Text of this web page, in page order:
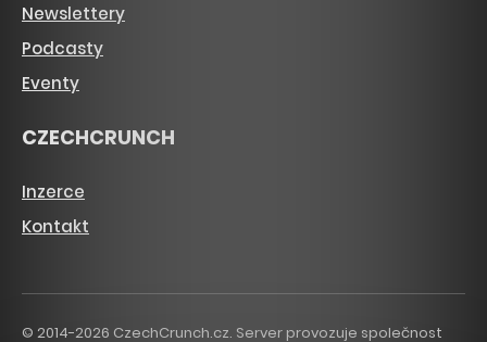
Newslettery
Podcasty
Eventy
CZECHCRUNCH
Inzerce
Kontakt
© 2014-2026 CzechCrunch.cz. Server provozuje společnost